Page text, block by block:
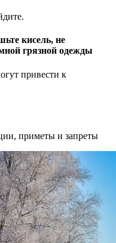
кисель, не
грязной одежды
привести к